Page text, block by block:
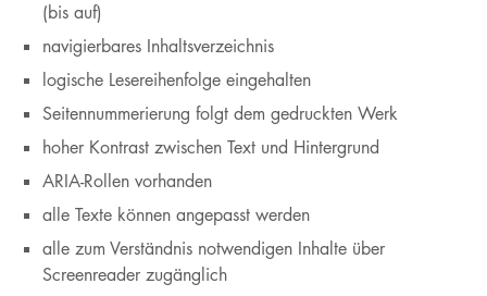
(bis auf)
navigierbares Inhaltsverzeichnis
logische Lesereihenfolge eingehalten
Seitennummerierung folgt dem gedruckten Werk
hoher Kontrast zwischen Text und Hintergrund
ARIA-Rollen vorhanden
alle Texte können angepasst werden
alle zum Verständnis notwendigen Inhalte über
Screenreader zugänglich